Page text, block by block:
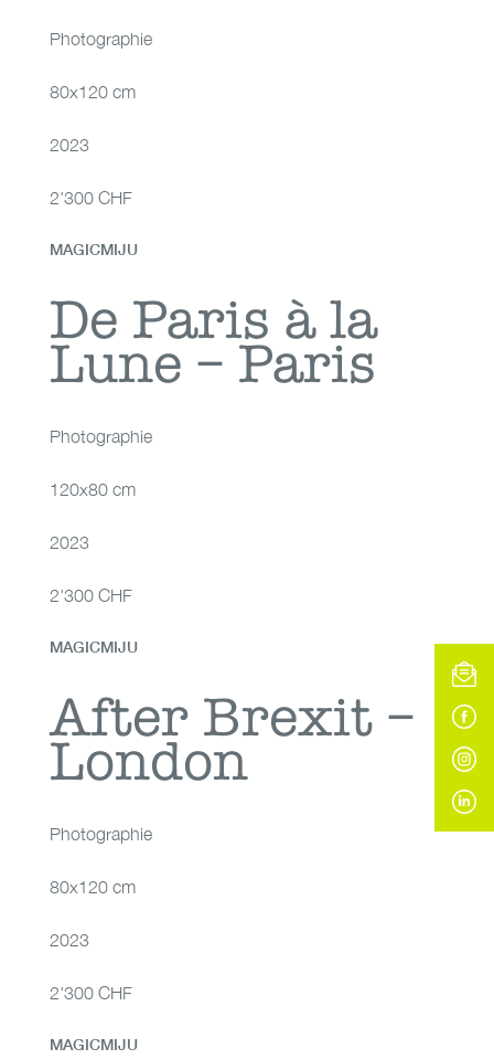
Photographie
80x120 cm
2023
2'300 CHF
De Paris à la Lune –
Paris
MAGICMIJU
De Paris à la
Lune – Paris
Photographie
120x80 cm
2023
2'300 CHF
After Brexit –
London
MAGICMIJU
After Brexit –
London
Photographie
80x120 cm
2023
2'300 CHF
MAGICMIJU